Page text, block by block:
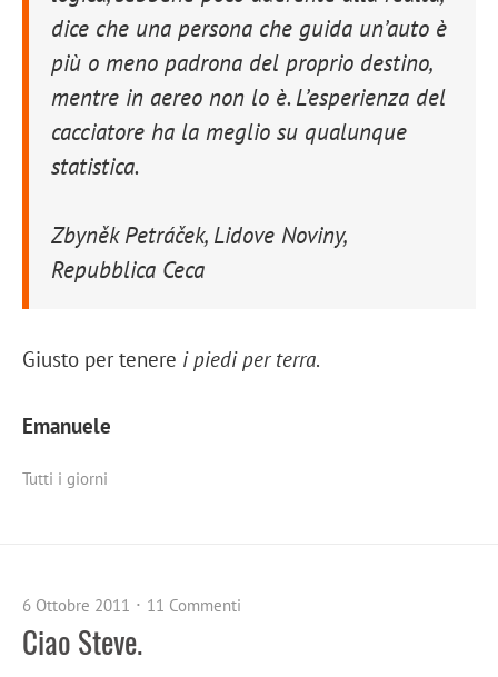
dice che una persona che guida un’auto è
più o meno padrona del proprio destino,
mentre in aereo non lo è. L’esperienza del
cacciatore ha la meglio su qualunque
statistica.
Zbyněk Petráček, Lidove Noviny,
Repubblica Ceca
Giusto per tenere i piedi per terra.
Emanuele
Tutti i giorni
6 Ottobre 2011 11 Commenti
Ciao Steve.